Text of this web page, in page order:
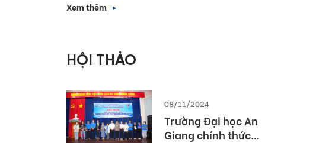
Xem thêm
HỘI THẢO
08/11/2024
Trường Đại học An
Giang chính thức